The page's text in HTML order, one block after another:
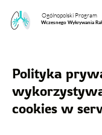
Ogólnopolski Program
Wczesnego Wykrywania
Polityka
cookies w